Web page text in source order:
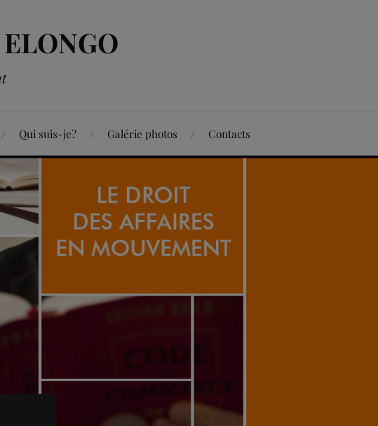
Qui suis-je? Galérie photos Contacts